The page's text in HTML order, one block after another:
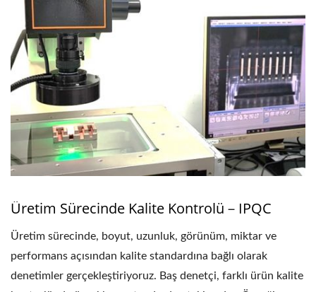
Üretim Sürecinde Kalite Kontrolü－IPQC
Üretim sürecinde, boyut, uzunluk, görünüm, miktar ve
performans açısından kalite standardına bağlı olarak
denetimler gerçekleştiriyoruz. Baş denetçi, farklı ürün kalite